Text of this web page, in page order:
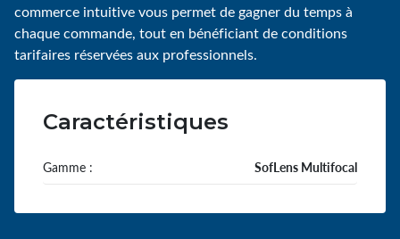
commerce intuitive vous permet de gagner du temps à
chaque commande, tout en bénéficiant de conditions
tarifaires réservées aux professionnels.
Caractéristiques
Gamme : SofLens Multifocal